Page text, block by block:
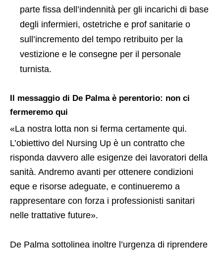
parte fissa dell’indennità per gli incarichi di base
degli infermieri, ostetriche e prof sanitarie o
sull’incremento del tempo retribuito per la
vestizione e le consegne per il personale
turnista.
Il messaggio di De Palma è perentorio: non ci
fermeremo qui
«La nostra lotta non si ferma certamente qui.
L’obiettivo del Nursing Up è un contratto che
risponda davvero alle esigenze dei lavoratori della
sanità. Andremo avanti per ottenere condizioni
eque e risorse adeguate, e continueremo a
rappresentare con forza i professionisti sanitari
nelle trattative future».
De Palma sottolinea inoltre l’urgenza di riprendere